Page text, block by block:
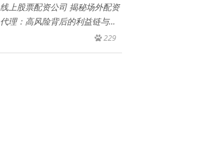
线上股票配资公司 揭秘场外配资
代理：高风险背后的利益链与投
229